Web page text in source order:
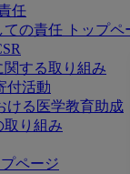
任
ての責任 トップペ
関する取り組み
付活動
ける医学教育助成
取り組み
ページ